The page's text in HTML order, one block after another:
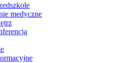
medyczne